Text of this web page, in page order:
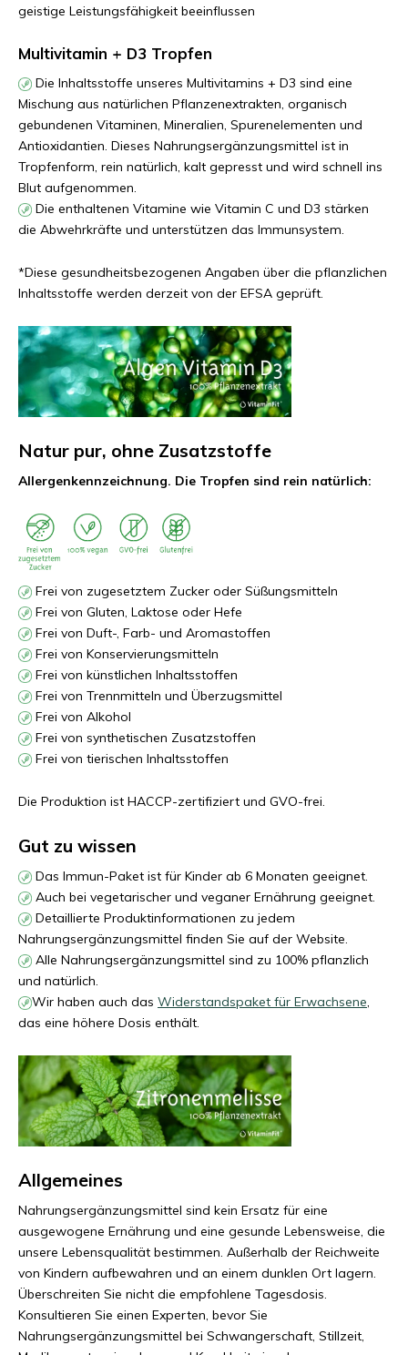
geistige Leistungsfähigkeit beeinflussen
Multivitamin + D3 Tropfen
Die Inhaltsstoffe unseres Multivitamins + D3 sind eine
Mischung aus natürlichen Pflanzenextrakten, organisch
gebundenen Vitaminen, Mineralien, Spurenelementen und
Antioxidantien. Dieses Nahrungsergänzungsmittel ist in
Tropfenform, rein natürlich, kalt gepresst und wird schnell ins
Blut aufgenommen.
Die enthaltenen Vitamine wie Vitamin C und D3 stärken
die Abwehrkräfte und unterstützen das Immunsystem.
*Diese gesundheitsbezogenen Angaben über die pflanzlichen
Inhaltsstoffe werden derzeit von der EFSA geprüft.
Natur pur, ohne Zusatzstoffe
Allergenkennzeichnung. Die Tropfen sind rein natürlich:
Frei von zugesetztem Zucker oder Süßungsmitteln
Frei von Gluten, Laktose oder Hefe
Frei von Duft-, Farb- und Aromastoffen
Frei von Konservierungsmitteln
Frei von künstlichen Inhaltsstoffen
Frei von Trennmitteln und Überzugsmittel
Frei von Alkohol
Frei von synthetischen Zusatzstoffen
Frei von tierischen Inhaltsstoffen
Die Produktion ist HACCP-zertifiziert und GVO-frei.
Gut zu wissen
Das Immun-Paket ist für Kinder ab 6 Monaten geeignet.
Auch bei vegetarischer und veganer Ernährung geeignet.
Detaillierte Produktinformationen zu jedem
Nahrungsergänzungsmittel finden Sie auf der Website.
Alle Nahrungsergänzungsmittel sind zu 100% pflanzlich
und natürlich.
Wir haben auch das Widerstandspaket für Erwachsene,
das eine höhere Dosis enthält.
Allgemeines
Nahrungsergänzungsmittel sind kein Ersatz für eine
ausgewogene Ernährung und eine gesunde Lebensweise, die
unsere Lebensqualität bestimmen. Außerhalb der Reichweite
von Kindern aufbewahren und an einem dunklen Ort lagern.
Überschreiten Sie nicht die empfohlene Tagesdosis.
Konsultieren Sie einen Experten, bevor Sie
Nahrungsergänzungsmittel bei Schwangerschaft, Stillzeit,